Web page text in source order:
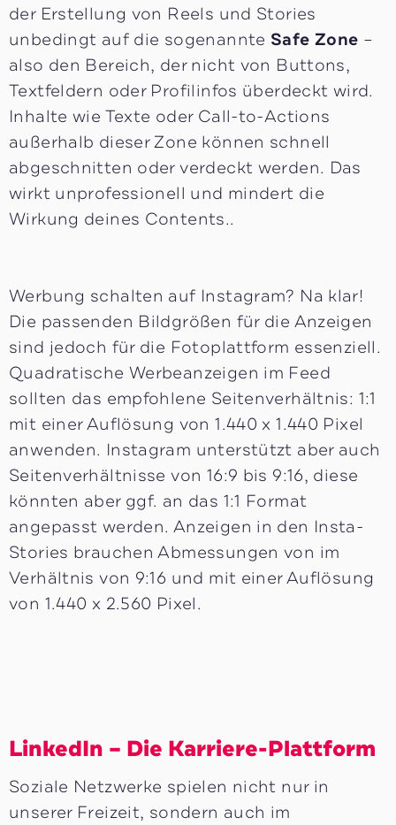
der Erstellung von Reels und Stories
unbedingt auf die sogenannte Safe Zone –
also den Bereich, der nicht von Buttons,
Textfeldern oder Profilinfos überdeckt wird.
Inhalte wie Texte oder Call-to-Actions
außerhalb dieser Zone können schnell
abgeschnitten oder verdeckt werden. Das
wirkt unprofessionell und mindert die
Wirkung deines Contents..
Werbung schalten auf Instagram? Na klar!
Die passenden Bildgrößen für die Anzeigen
sind jedoch für die Fotoplattform essenziell.
Quadratische Werbeanzeigen im Feed
sollten das empfohlene Seitenverhältnis: 1:1
mit einer Auflösung von 1.440 x 1.440 Pixel
anwenden. Instagram unterstützt aber auch
Seitenverhältnisse von 16:9 bis 9:16, diese
könnten aber ggf. an das 1:1 Format
angepasst werden. Anzeigen in den Insta-
Stories brauchen Abmessungen von im
Verhältnis von 9:16 und mit einer Auflösung
von 1.440 x 2.560 Pixel.
LinkedIn – Die Karriere-Plattform
Soziale Netzwerke spielen nicht nur in
unserer Freizeit, sondern auch im